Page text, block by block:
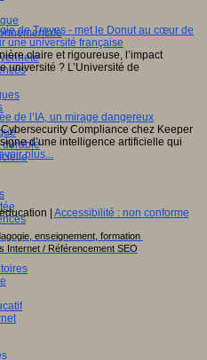
durable
de Troyes - met le Donut au cœur de
une université française
claire et rigoureuse, l’impact
université ? L’Université de
de l’IA, un mirage dangereux
Compliance chez Keeper
d’une intelligence artificielle qui
plus...
| Accessibilité : non conforme
enseignement, formation
Internet / Référencement SEO